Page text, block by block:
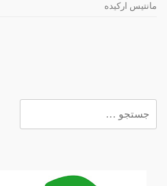
مانتیس ارکیده
برای: